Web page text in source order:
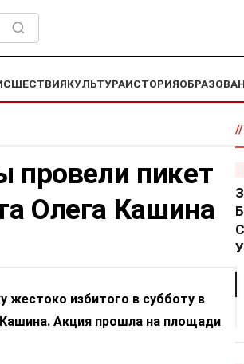
КУЛЬТУРАИСТОРИЯ
провели пикет
Олега Кашина
жестоко избитого в субботу в
Акция прошла на площади
//